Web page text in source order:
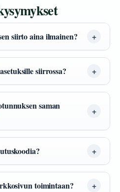
siirto aina ilmainen?
siirrossa?
saman
toimintaan?